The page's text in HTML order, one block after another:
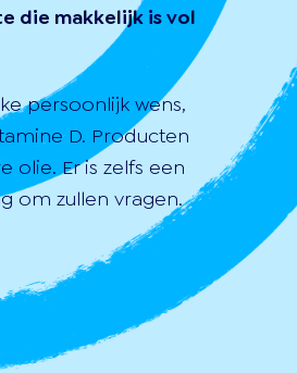
die makkelijk is vol
persoonlijk wens,
D. Producten
olie. Er is zelfs een
om zullen vragen.